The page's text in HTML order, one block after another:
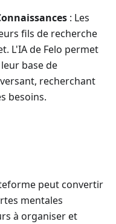
: Les
fils de recherche
L'IA de Felo permet
base de
recherchant
besoins.
peut convertir
mentales
à organiser et